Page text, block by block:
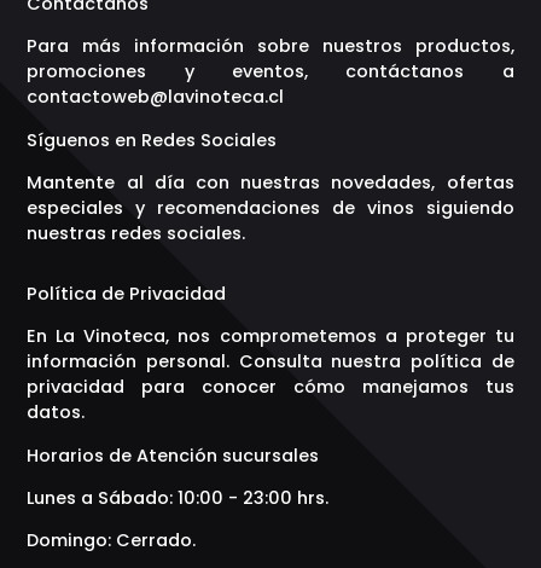
Para más información sobre nuestros productos,
promociones y eventos, contáctanos a
contactoweb@lavinoteca.cl
Síguenos en Redes Sociales
Mantente al día con nuestras novedades, ofertas
especiales y recomendaciones de vinos siguiendo
nuestras redes sociales.
Política de Privacidad
En La Vinoteca, nos comprometemos a proteger tu
información personal. Consulta nuestra política de
privacidad para conocer cómo manejamos tus
datos.
Horarios de Atención sucursales
Lunes a Sábado: 10:00 - 23:00 hrs.
Domingo: Cerrado.